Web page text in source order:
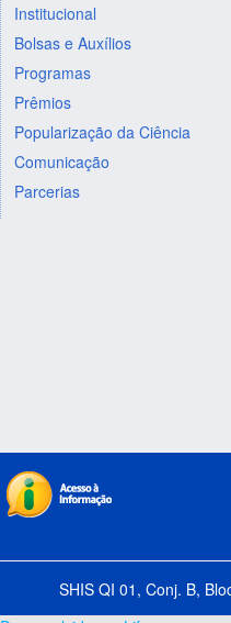
Institucional
Bolsas e Auxílios
Programas
Prêmios
Popularização da Ciência
Comunicação
Parcerias
SHIS QI 01, Conj. B,